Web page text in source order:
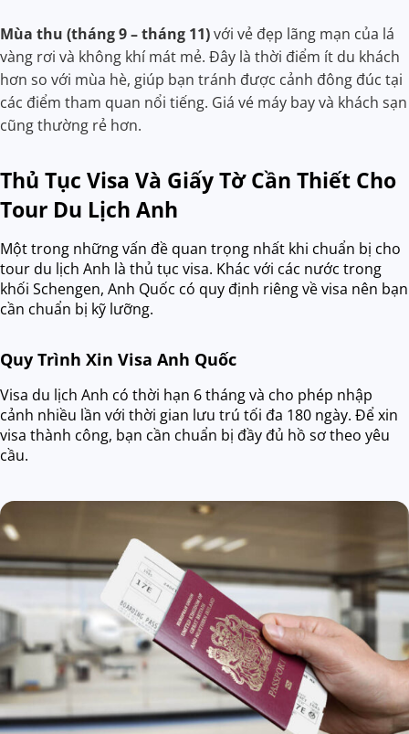
Mùa thu (tháng 9 – tháng 11)với vẻ đẹp lãng mạn của lá
vàng rơi và không khí mát mẻ. Đây là thời điểm ít du khách
hơn so với mùa hè, giúp bạn tránh được cảnh đông đúc tại
các điểm tham quan nổi tiếng. Giá vé máy bay và khách sạn
cũng thường rẻ hơn.
Thủ Tục Visa Và Giấy Tờ Cần Thiết Cho
Tour Du Lịch Anh
Một trong những vấn đề quan trọng nhất khi chuẩn bị cho
tour du lịch Anh là thủ tục visa. Khác với các nước trong
khối Schengen, Anh Quốc có quy định riêng về visa nên bạn
cần chuẩn bị kỹ lưỡng.
Quy Trình Xin Visa Anh Quốc
Visa du lịch Anh có thời hạn 6 tháng và cho phép nhập
cảnh nhiều lần với thời gian lưu trú tối đa 180 ngày. Để xin
visa thành công, bạn cần chuẩn bị đầy đủ hồ sơ theo yêu
cầu.